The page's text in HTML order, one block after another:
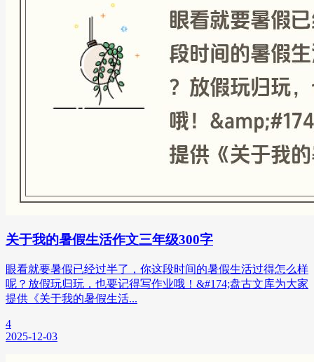
关于我的暑假生活作文三年级300字
眼看就要暑假已经过半了，你这段时间的暑假生活过得怎么样
呢？放假玩归玩，也要记得写作业哦！&#174;盘古文库为大家
提供《关于我的暑假生活...
4
2025-12-03